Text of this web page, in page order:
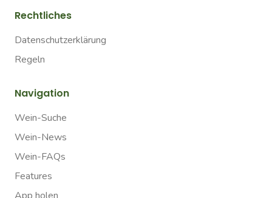
Rechtliches
Datenschutzerklärung
Regeln
Navigation
Wein-Suche
Wein-News
Wein-FAQs
Features